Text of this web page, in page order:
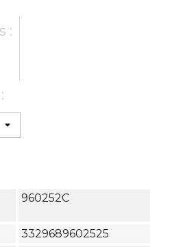
:
960252C
3329689602525